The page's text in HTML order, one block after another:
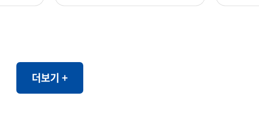
더보기 +